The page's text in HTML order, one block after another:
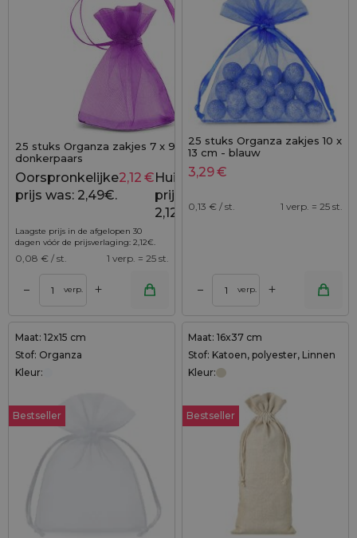
25 stuks Organza zakjes 7 x 9 cm (SDB) -
donkerpaars
2,49
Oorspronkelijke
prijs was: 2,49€.
2,12 €Huidige
prijs is:
2,12€.
Laagste prijs in de afgelopen 30
dagen vóór de prijsverlaging: 2,12€.
0,08 € / st. 1 verp. = 25 st.
– verp. +
25 stuks Organza zakjes 10 x
13 cm - blauw
3,29€
0,13 € / st. 1 verp. = 25 st.
– verp. +
Maat: 12x15 cm
Stof: Organza
Kleur:
Bestseller
Maat: 16x37 cm
Stof: Katoen, polyester, Linnen
Kleur:
Bestseller